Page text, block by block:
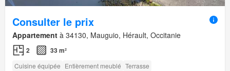
Consulter le prix
Appartement à 34130, Mauguio, Hérault, Occitanie
2 33 m²
Cuisine équipée Entièrement meublé Terrasse